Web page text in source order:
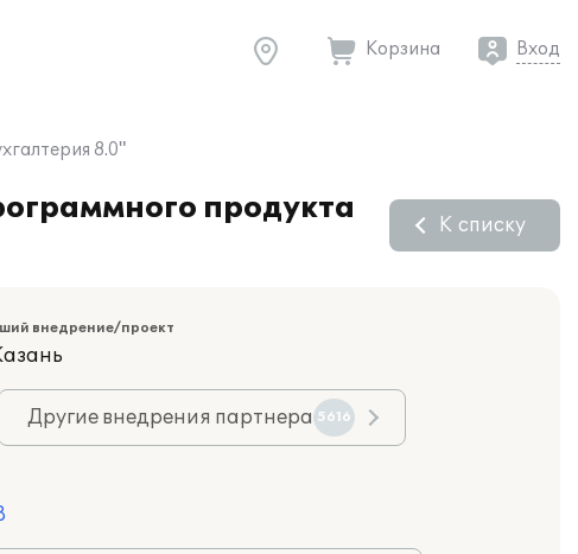
Корзина Вход
8.0"
продукта
К списку
внедрение/проект
Другие внедрения партнера 5616